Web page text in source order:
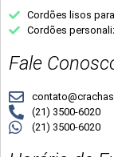
Cordões lisos
Cordões
Fale
(21) 3500-6020
(21) 3500-6020